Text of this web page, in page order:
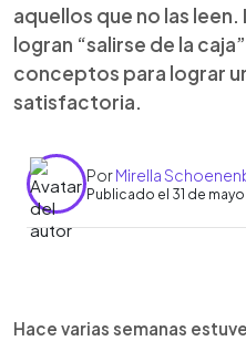
aquellos que no las leen.
logran “salirse de la
conceptos para lograr
satisfactoria.
PorMirella
Publicado el 31 de
Escuchar artículo
Hace varias semanas